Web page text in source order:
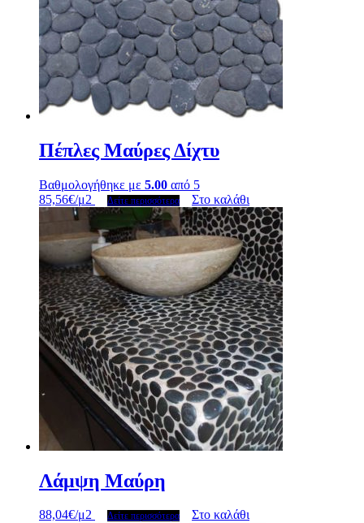
Πέπλες Μαύρες Δίχτυ
Βαθμολογήθηκε με 5.00 από 5
85,56€/μ2 Δείτε περισσότερα Στο καλάθι
Λάμψη Μαύρη
88,04€/μ2 Δείτε περισσότερα Στο καλάθι